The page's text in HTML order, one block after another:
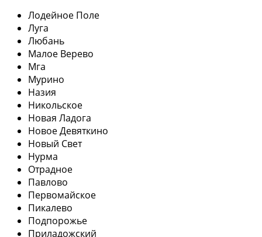
Лодейное Поле
Луга
Любань
Малое Верево
Мга
Мурино
Назия
Никольское
Новая Ладога
Новое Девяткино
Новый Свет
Нурма
Отрадное
Павлово
Первомайское
Пикалево
Подпорожье
Приладожский